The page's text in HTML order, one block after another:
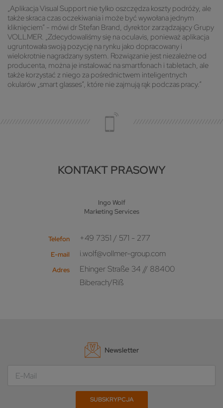
„Aplikacja Visual Support nie tylko oszczędza koszty podróży, ale
także skraca czas oczekiwania i może być wywołana jednym
kliknięciem” - mówi dr Stefan Brand, dyrektor zarządzający Grupy
VOLLMER. „Zdecydowaliśmy się na oculavis, ponieważ aplikacja
ugruntowała swoją pozycję na rynku jako dopracowany i
wielokrotnie nagradzany system. Rozwiązanie jest niezależne od
producenta, można je instalować na smartfonach i tabletach, ale
także korzystać z niego za pośrednictwem inteligentnych
okularów „smart glasses”, które nie zajmują rąk podczas pracy.”
KONTAKT PRASOWY
Ingo Wolf
Marketing Services
Telefon +49 7351 / 571 - 277
E-mail i.wolf@vollmer-group.com
Adres
Ehinger Straße 34 // 88400
Biberach/Riß
Newsletter